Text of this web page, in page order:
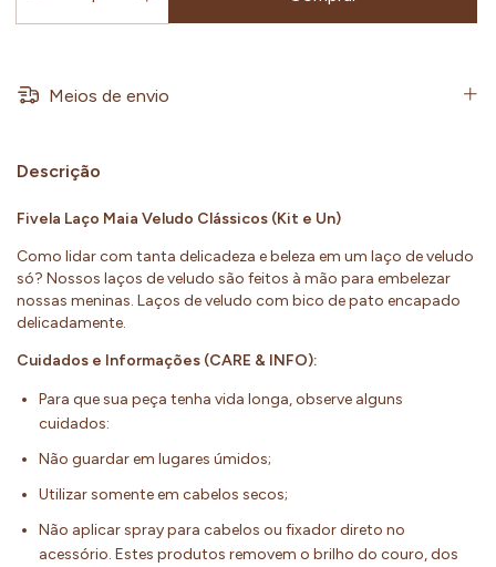
Meios de envio
Descrição
Fivela Laço Maia Veludo Clássicos (Kit e Un)
Como lidar com tanta delicadeza e beleza em um laço de veludo
só? Nossos laços de veludo são feitos à mão para embelezar
nossas meninas. Laços de veludo com bico de pato encapado
delicadamente.
Cuidados e Informações (CARE & INFO):
Para que sua peça tenha vida longa, observe alguns
cuidados:
Não guardar em lugares úmidos;
Utilizar somente em cabelos secos;
Não aplicar spray para cabelos ou fixador direto no
acessório. Estes produtos removem o brilho do couro, dos